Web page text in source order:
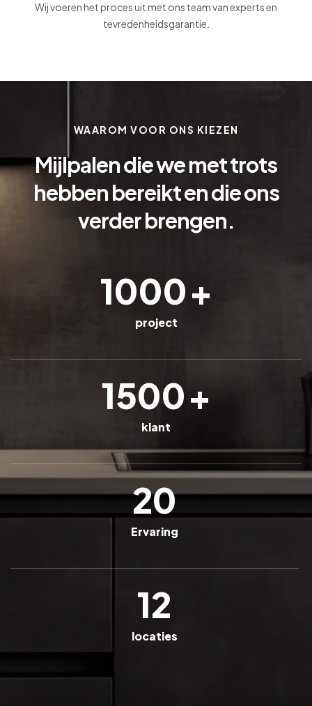
Wij voeren het proces uit met ons team van experts en
tevredenheidsgarantie.
WAAROM VOOR ONS KIEZEN
Mijlpalen die we met trots
hebben bereikt en die ons
verder brengen.
1000+
project
1500+
klant
20
Ervaring
12
locaties